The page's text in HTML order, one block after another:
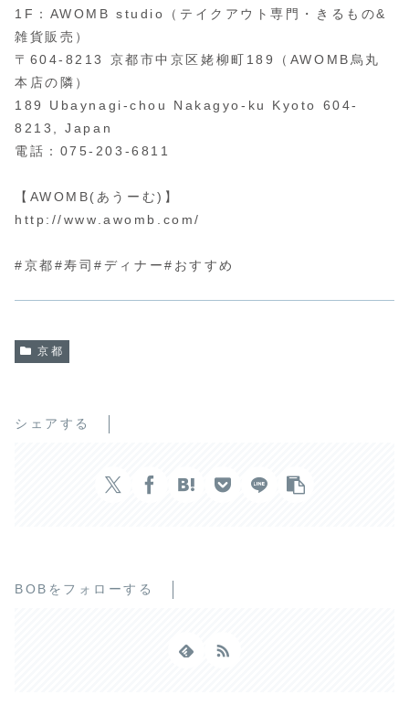
1F：AWOMB studio（テイクアウト専門・きるもの&
雑貨販売）
〒604-8213 京都市中京区姥柳町189（AWOMB烏丸
本店の隣）
189 Ubaynagi-chou Nakagyo-ku Kyoto 604-
8213, Japan
電話：075-203-6811
【AWOMB(あうーむ)】
http://www.awomb.com/
#京都#寿司#ディナー#おすすめ
京都
シェアする
BOBをフォローする